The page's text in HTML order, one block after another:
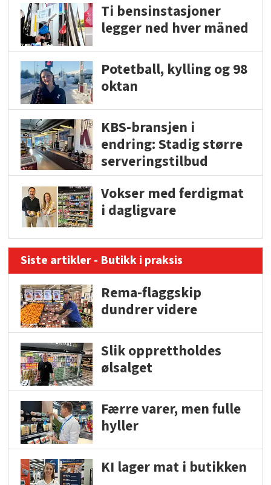
Ti bensinstasjoner
legger ned hver måned
Potetball, kylling og 98
oktan
KBS-bransjen i
endring: Stadig større
serveringstilbud
Vokser med ferdigmat
i dagligvare
Siste artikler - Butikk i praksis
Rema-flaggskip
dundrer videre
Slik opprettholdes
ølsalget
Færre varer, men fulle
hyller
KI lager mat i butikken